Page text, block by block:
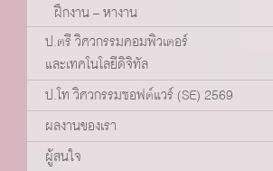
ฝึกงาน – หางาน
ป.ตรี วิศวกรรมคอมพิวเตอร์
และเทคโนโลยีดิจิทัล
ป.โท วิศวกรรมซอฟต์แวร์ (SE) 2569
ผลงานของเรา
ผู้สนใจ